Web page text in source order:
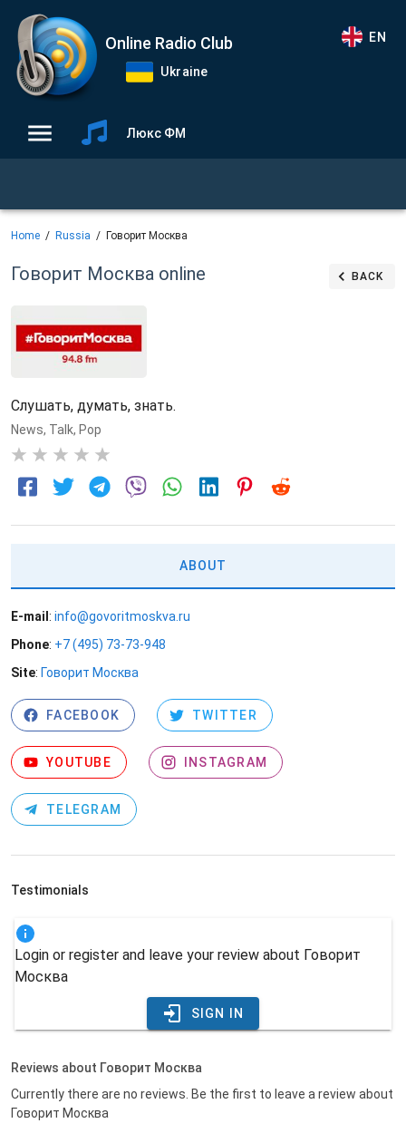
Online Radio Club
Ukraine
EN
Люкс ФМ
Home Russia Говорит Москва
Говорит Москва online BACK
Слушать, думать, знать.
News, Talk, Pop
ABOUT
E-mail : info@govoritmoskva.ru
Phone: +7 (495) 73-73-948
Site: Говорит Москва
FACEBOOK TWITTER
YOUTUBE INSTAGRAM
TELEGRAM
Testimonials
Login or register and leave your review about Говорит
Москва
SIGN IN
Reviews about Говорит Москва
Currently there are no reviews. Be the first to leave a review about
Говорит Москва